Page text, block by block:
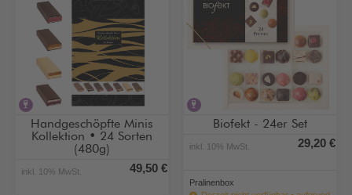
alkoholhaltig
Handgeschöpfte Minis
Kollektion • 24 Sorten
(480g)
inkl. 10% MwSt. 49,50 €
alkoholhaltig
Biofekt - 24er Set
inkl. 10% MwSt. 29,20 €
Pralinenbox